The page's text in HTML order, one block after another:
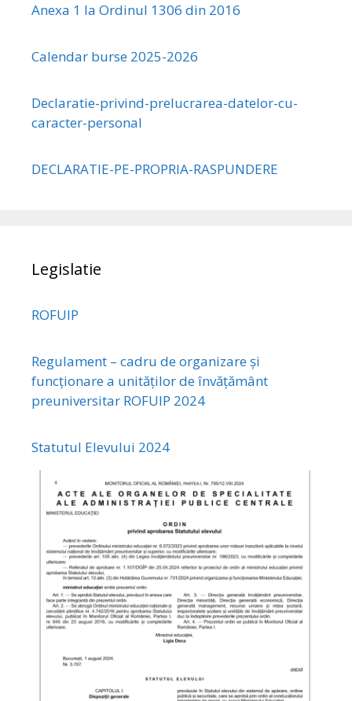
Anexa 1 la Ordinul 1306 din 2016
Calendar burse 2025-2026
Declaratie-privind-prelucrarea-datelor-cu-
caracter-personal
DECLARATIE-PE-PROPRIA-RASPUNDERE
Legislatie
ROFUIP
Regulament – cadru de organizare și
funcționare a unităților de învățământ
preuniversitar ROFUIP 2024
Statutul Elevului 2024